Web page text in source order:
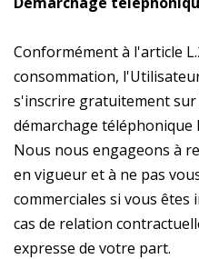
Conformément à l'article
consommation,
s'inscrire gratuitement
démarchage téléphonique
Nous nous engageons à
en vigueur et à ne pas
commerciales si vous
cas de relation
expresse de votre part.